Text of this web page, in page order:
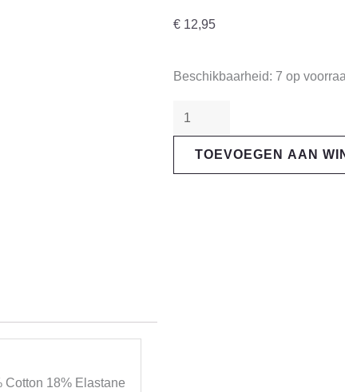
Cotton 18% Elastane
€ 12,95
Beschikbaarheid: 7 op
Loose
sokken
TOEVOEGEN AAN